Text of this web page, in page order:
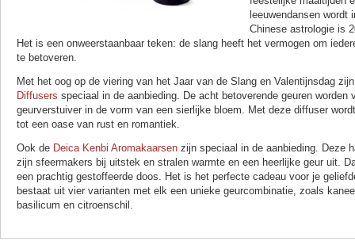
leeuwendansen wordt
Chinese astrologie is
Het is een onweerstaanbaar teken: de slang heeft het vermogen om
te betoveren.
Met het oog op de viering van het Jaar van de Slang en Valentijnsdag
Diffusers speciaal in de aanbieding. De acht betoverende geuren worden
geurverstuiver in de vorm van een sierlijke bloem. Met deze diffuser
tot een oase van rust en romantiek.
Ook de Deica Kenbi Aromakaarsen zijn speciaal in de aanbieding. Deze
zijn sfeermakers bij uitstek en stralen warmte en een heerlijke geur uit.
een prachtig gestoffeerde doos. Het is het perfecte cadeau voor je
bestaat uit vier varianten met elk een unieke geurcombinatie, zoals
basilicum en citroenschil.